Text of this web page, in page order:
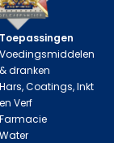
Toepassingen
Voedingsmiddelen
& dranken
Hars, Coatings, Inkt
en Verf
Farmacie
Water